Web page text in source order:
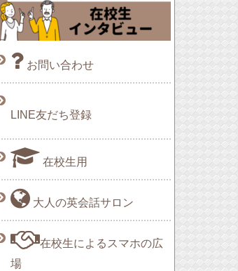
お問い合わせ
LINE友だち登録
在校生用
大人の英会話サロン
在校生によるスマホの広
場